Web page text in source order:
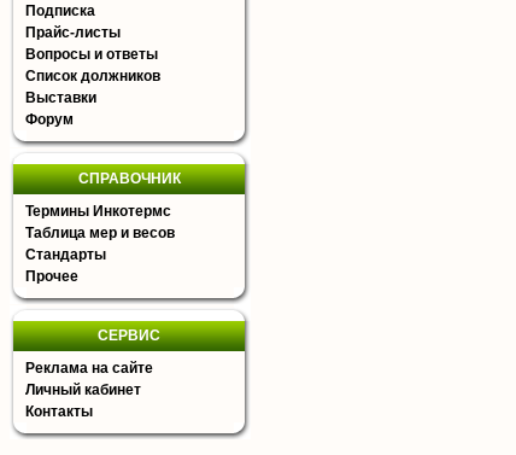
Подписка
Прайс-листы
Вопросы и ответы
Список должников
Выставки
Форум
СПРАВОЧНИК
Термины Инкотермс
Таблица мер и весов
Стандарты
Прочее
СЕРВИС
Реклама на сайте
Личный кабинет
Контакты